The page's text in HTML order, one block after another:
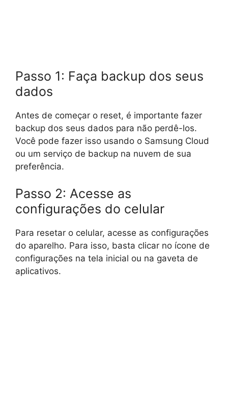
Passo 1: Faça backup dos seus
dados
Antes de começar o reset, é importante fazer
backup dos seus dados para não perdê-los.
Você pode fazer isso usando o Samsung Cloud
ou um serviço de backup na nuvem de sua
preferência.
Passo 2: Acesse as
configurações do celular
Para resetar o celular, acesse as configurações
do aparelho. Para isso, basta clicar no ícone de
configurações na tela inicial ou na gaveta de
aplicativos.